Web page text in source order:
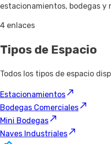
estacionamientos, bodegas y
4 enlaces
Tipos de Espacio
Todos los tipos de espacio
Estacionamientos
Bodegas Comerciales
Mini Bodegas
Naves Industriales